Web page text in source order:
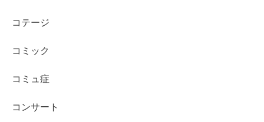
コテージ
コミック
コミュ症
コンサート